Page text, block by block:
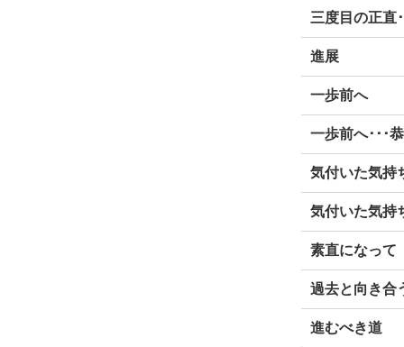
三度目の正直
進展
一歩前へ
一歩前へ･･･
気付いた気持
気付いた気持
素直になって
過去と向き合
進むべき道